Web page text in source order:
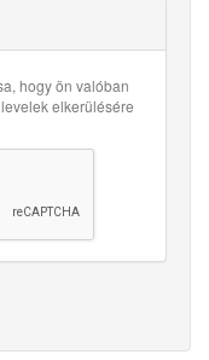
hogy ön valóban
elkerülésére